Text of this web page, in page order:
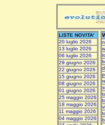
LISTE NOVITA'
20 luglio 2026
13 luglio 2026
06 luglio 2026
29 giugno 2026
22 giugno 2026
15 giugno 2026
08 giugno 2026
01 giugno 2026
25 maggio 2026
18 maggio 2026
11 maggio 2026
04 maggio 2026